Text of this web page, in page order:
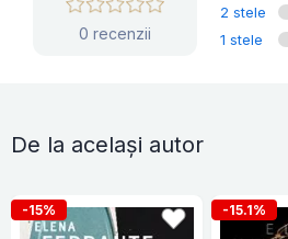
0 recenzii
2 stele
1 stele
De la același autor
-15% -15.1%